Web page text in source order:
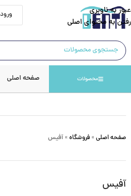
عبور به ناوبری
رفتن به محتوای اصلی
محصولات صفحه اصلی
صفحه اصلی » فروشگاه » آفیس
آفیس